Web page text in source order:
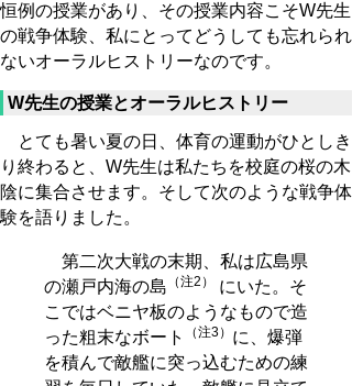
恒例の授業があり、その授業内容こそW先生
の戦争体験、私にとってどうしても忘れられ
ないオーラルヒストリーなのです。
W先生の授業とオーラルヒストリー
とても暑い夏の日、体育の運動がひとしき
り終わると、W先生は私たちを校庭の桜の木
陰に集合させます。そして次のような戦争体
験を語りました。
第二次大戦の末期、私は広島県
の瀬戸内海の島 （注2）
にいた。そ
こではベニヤ板のようなもので造
った粗末なボート
（注3） に、爆弾
を積んで敵艦に突っ込むための練